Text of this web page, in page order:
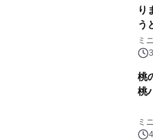
り
う
ク
ミ
桃
桃
ミ